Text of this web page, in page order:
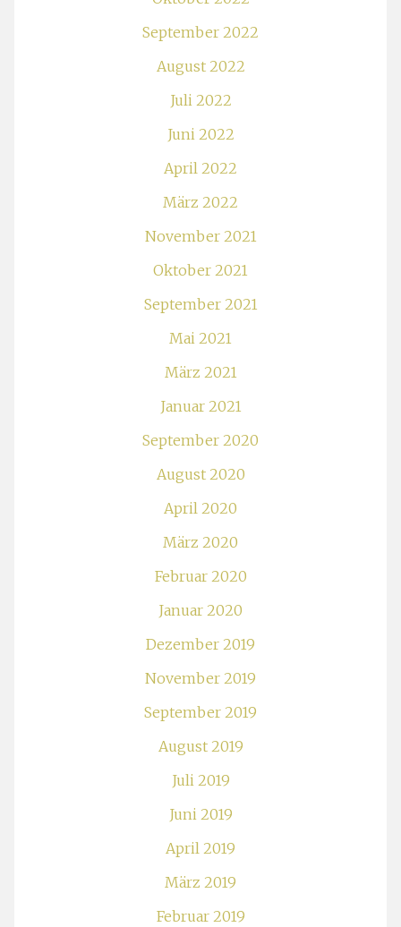
September 2022
August 2022
Juli 2022
Juni 2022
April 2022
März 2022
November 2021
Oktober 2021
September 2021
Mai 2021
März 2021
Januar 2021
September 2020
August 2020
April 2020
März 2020
Februar 2020
Januar 2020
Dezember 2019
November 2019
September 2019
August 2019
Juli 2019
Juni 2019
April 2019
März 2019
Februar 2019